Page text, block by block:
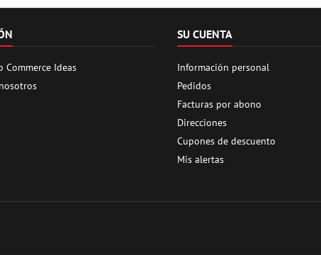
Commerce Ideas
SU CUENTA
Información personal
Pedidos
Facturas por abono
Direcciones
Cupones de descuento
Mis alertas